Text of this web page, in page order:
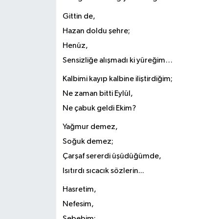
Gittin de,
Hazan doldu şehre;
Henüz,
Sensizliğe alışmadı ki yüreğim…
Kalbimi kayıp kalbine iliştirdiğim;
Ne zaman bitti Eylül,
Ne çabuk geldi Ekim?
Yağmur demez,
Soğuk demez;
Çarşaf sererdi üşüdüğümde,
Isıtırdı sıcacık sözlerin...
Hasretim,
Nefesim,